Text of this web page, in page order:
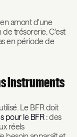
amont d'une
trésorerie. C'est
en période de
instruments
Le BFR doit
pour le BFR: des
réels